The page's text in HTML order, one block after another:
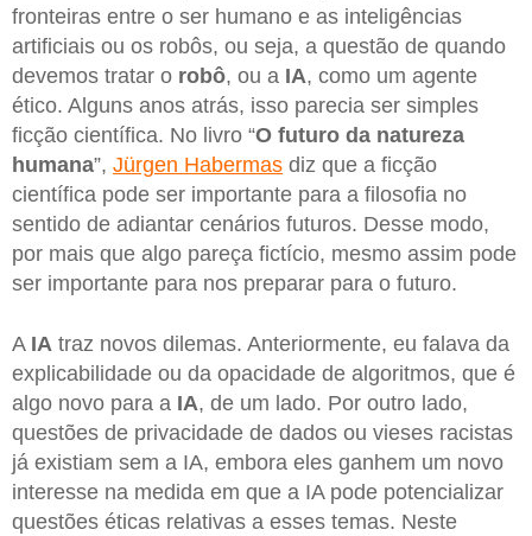
fronteiras entre o ser humano e as inteligências
artificiais ou os robôs, ou seja, a questão de quando
devemos tratar o robô, ou a IA, como um agente
ético. Alguns anos atrás, isso parecia ser simples
ficção científica. No livro “O futuro da natureza
humana”, Jürgen Habermas diz que a ficção
científica pode ser importante para a filosofia no
sentido de adiantar cenários futuros. Desse modo,
por mais que algo pareça fictício, mesmo assim pode
ser importante para nos preparar para o futuro.
A IA traz novos dilemas. Anteriormente, eu falava da
explicabilidade ou da opacidade de algoritmos, que é
algo novo para a IA, de um lado. Por outro lado,
questões de privacidade de dados ou vieses racistas
já existiam sem a IA, embora eles ganhem um novo
interesse na medida em que a IA pode potencializar
questões éticas relativas a esses temas. Neste